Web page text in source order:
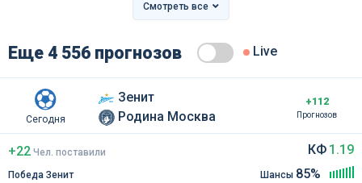
Смотреть все
Еще 4 556 прогнозов Live
Сегодня
Зенит
Родина Москва
+112
Прогнозов
+22 Чел. поставили
Победа Зенит
КФ 1.19
Шансы 85%